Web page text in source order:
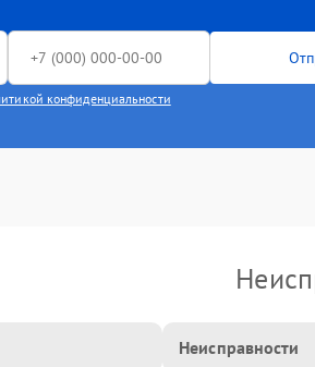
конфиденциальности
Неисправности